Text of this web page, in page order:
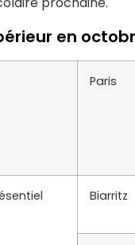
en
Paris
Biarritz